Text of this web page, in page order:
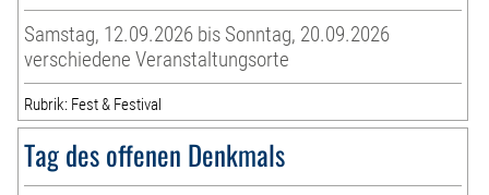
Samstag, 12.09.2026 bis Sonntag, 20.09.2026
verschiedene Veranstaltungsorte
Rubrik: Fest & Festival
Tag des offenen Denkmals